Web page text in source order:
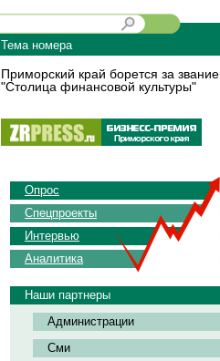
Тема номера
Приморский край борется за звание
"Столица финансовой культуры"
Опрос
Спецпроекты
Интервью
Аналитика
Наши партнеры
Администрации
Сми